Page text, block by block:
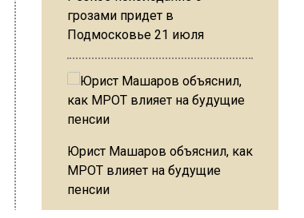
грозами придет в
Подмосковье 21 июля
Юрист Машаров объяснил, как
МРОТ влияет на будущие
пенсии